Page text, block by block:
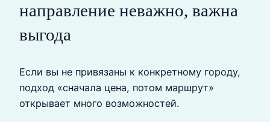
направление неважно, важна
выгода
Если вы не привязаны к конкретному городу,
подход «сначала цена, потом маршрут»
открывает много возможностей.